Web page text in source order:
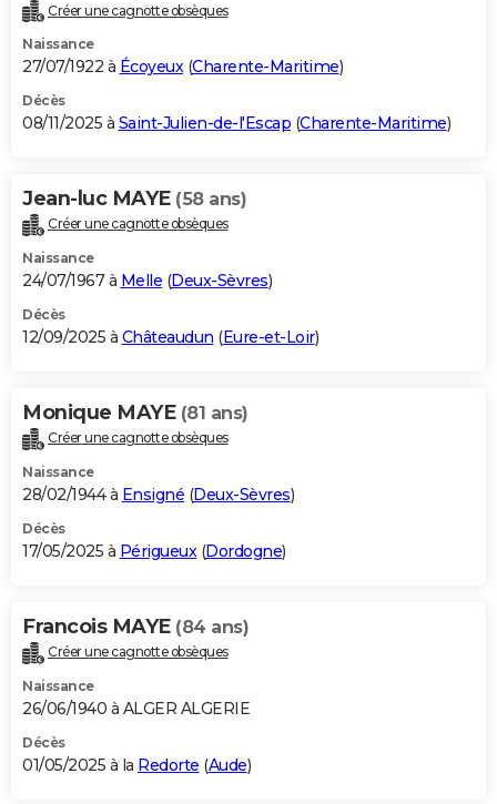
Créer une cagnotte obsèques
Naissance
27/07/1922 à Écoyeux(Charente-Maritime)
Décès
08/11/2025 à Saint-Julien-de-l'Escap (Charente-Maritime)
Jean-luc MAYE (58 ans)
Créer une cagnotte obsèques
Naissance
24/07/1967 à Melle (Deux-Sèvres)
Décès
12/09/2025 à Châteaudun (Eure-et-Loir)
Monique MAYE (81 ans)
Créer une cagnotte obsèques
Naissance
28/02/1944 à Ensigné (Deux-Sèvres)
Décès
17/05/2025 à Périgueux(Dordogne)
Francois MAYE (84 ans)
Créer une cagnotte obsèques
Naissance
26/06/1940 à ALGER ALGERIE
Décès
01/05/2025 à la Redorte (Aude)